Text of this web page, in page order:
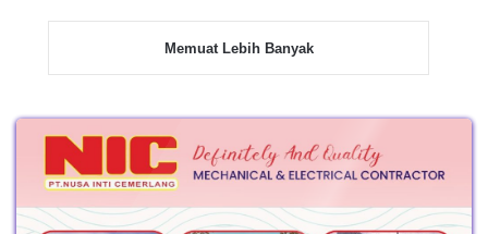
Memuat Lebih Banyak